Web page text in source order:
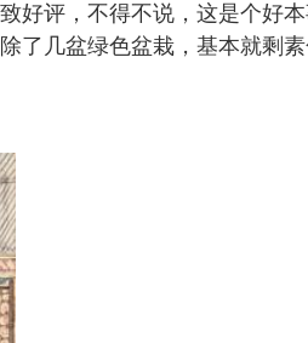
好评，不得不说，这是个好
了几盆绿色盆栽，基本就剩